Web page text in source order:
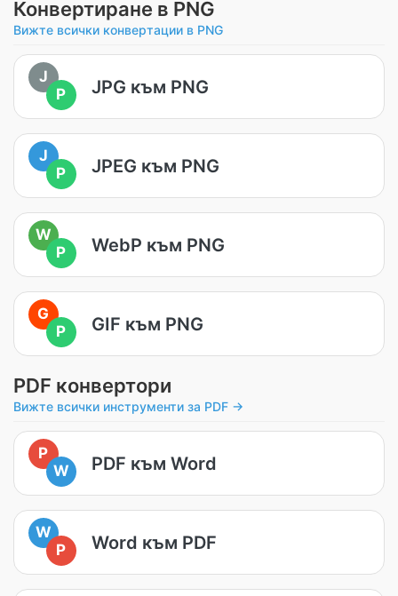
Конвертиране в PNG
Вижте всички конвертации в PNG
J
P
JPG към PNG
J
P
JPEG към PNG
W
P
WebP към PNG
G
P
GIF към PNG
PDF конвертори
Вижте всички инструменти за PDF →
P
W
PDF към Word
W
P
Word към PDF